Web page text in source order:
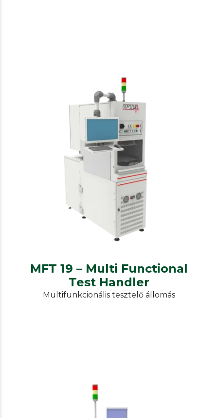
IPTE
Test handlers
MFT 19 – Multi Functional Test
Handler
MFT 19 – Multi Functional
Test Handler
Multifunkcionális tesztelő állomás